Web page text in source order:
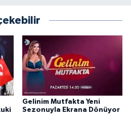
Gelinim Mutfakta Yeni
Sezonuyla Ekrana Dönüyor